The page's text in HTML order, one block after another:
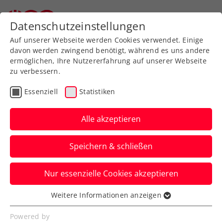
Zurück zur Newsübersicht
Allgemeine Klasse
Christmas Turnier
powered by wieninvest
GROUP, ÖTV und WTV:
Statzberger und Simion
sichern sich den Sieg
Im Doppelbewerb setzen sich J.
Datenschutzeinstellungen
Auf unserer Webseite werden Cookies verwendet. Einige
davon werden zwingend benötigt, während es uns andere
ermöglichen, Ihre Nutzererfahrung auf unserer Webseite
zu verbessern.
Essenziell Statistiken
Alle akzeptieren
Speichern & schließen
Nur essenzielle Cookies akzeptieren
Essenziell
Essenzielle Cookies werden für grundlegende
Weitere Informationen anzeigen
Powered by